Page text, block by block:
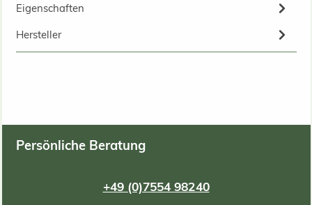
Eigenschaften
Hersteller
Persönliche Beratung
+49 (0)7554 98240